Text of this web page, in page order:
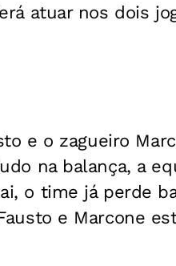
atuar nos dois
e o zagueiro
na balança, a
o time já perde
e Marcone